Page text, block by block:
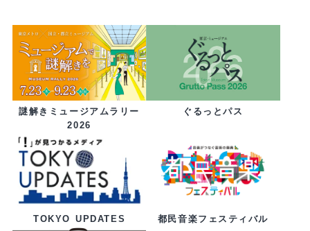
謎解きミュージアムラリー
2026
ぐるっとパス
TOKYO UPDATES 都民音楽フェスティバル